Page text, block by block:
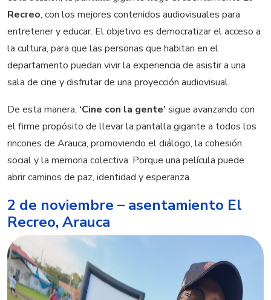
Recreo, con los mejores contenidos audiovisuales para
entretener y educar. El objetivo es democratizar el acceso a
la cultura, para que las personas que habitan en el
departamento puedan vivir la experiencia de asistir a una
sala de cine y disfrutar de una proyección audiovisual.
De esta manera, ‘Cine con la gente’ sigue avanzando con
el firme propósito de llevar la pantalla gigante a todos los
rincones de Arauca, promoviendo el diálogo, la cohesión
social y la memoria colectiva. Porque una película puede
abrir caminos de paz, identidad y esperanza.
2 de noviembre – asentamiento El
Recreo, Arauca